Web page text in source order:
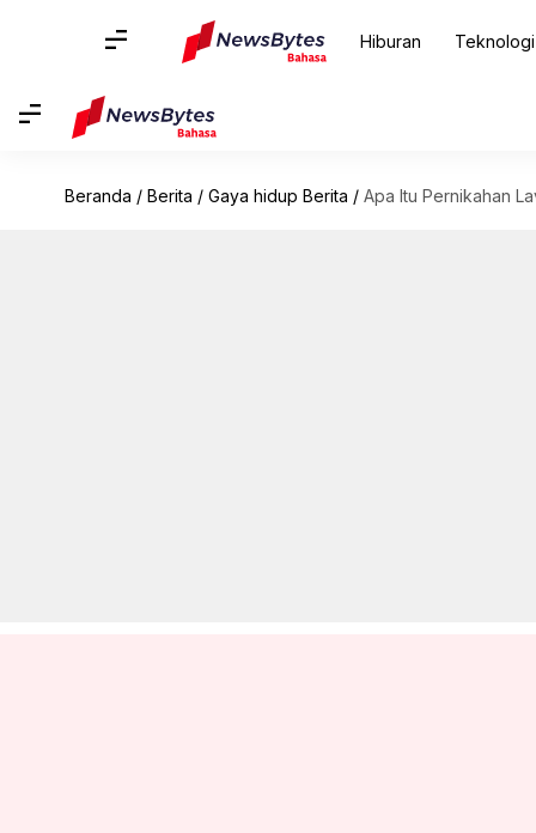
Hiburan Teknologi
Beranda / Berita / Gaya hidup Berita / Apa Itu Pernikahan